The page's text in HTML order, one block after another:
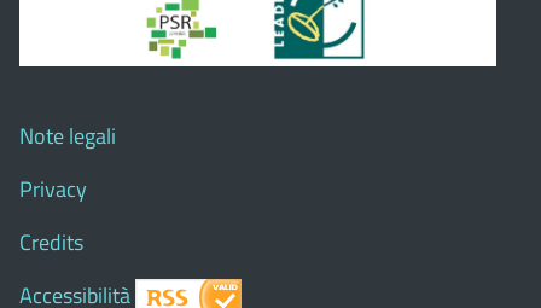
Note legali
Privacy
Credits
Accessibilità